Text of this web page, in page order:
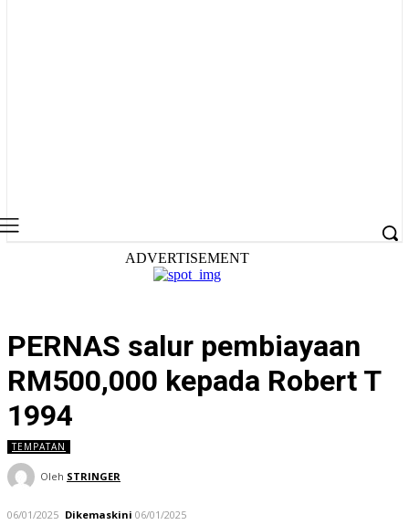
ADVERTISEMENT
PERNAS salur pembiayaan
RM500,000 kepada Robert T
1994
TEMPATAN
Oleh STRINGER
06/01/2025 Dikemaskini 06/01/2025